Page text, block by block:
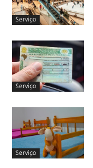
Serviço
Serviço
Serviço